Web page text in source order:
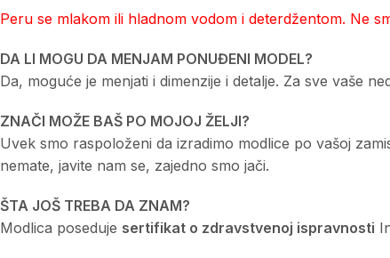
Peru se mlakom ili hladnom vodom i deterdžentom. Ne
DA LI MOGU DA MENJAM PONUĐENI MODEL?
Da, moguće je menjati i dimenzije i detalje. Za sve vaše
ZNAČI MOŽE BAŠ PO MOJOJ ŽELJI?
Uvek smo raspoloženi da izradimo modlice po vašoj
nemate, javite nam se, zajedno smo jači.
ŠTA JOŠ TREBA DA ZNAM?
Modlica poseduje sertifikat o zdravstvenoj ispravnosti